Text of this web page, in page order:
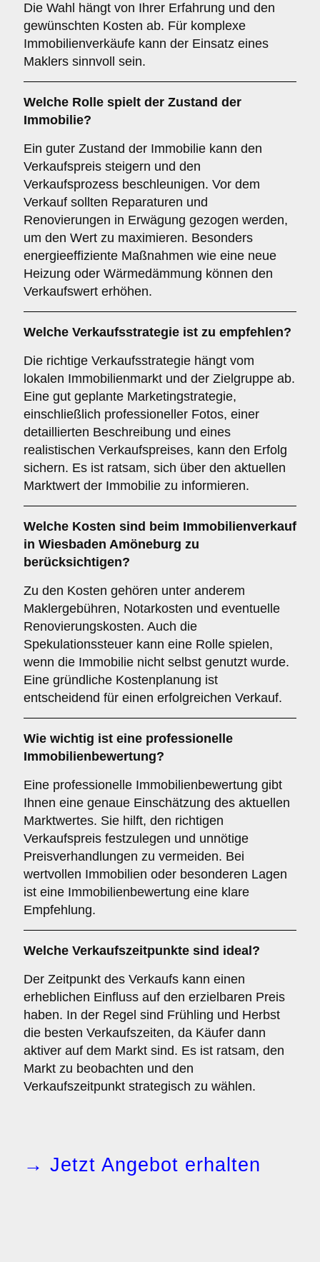
Die Wahl hängt von Ihrer Erfahrung und den
gewünschten Kosten ab. Für komplexe
Immobilienverkäufe kann der Einsatz eines
Maklers sinnvoll sein.
Welche Rolle spielt der Zustand der
Immobilie?
Ein guter Zustand der Immobilie kann den
Verkaufspreis steigern und den
Verkaufsprozess beschleunigen. Vor dem
Verkauf sollten Reparaturen und
Renovierungen in Erwägung gezogen werden,
um den Wert zu maximieren. Besonders
energieeffiziente Maßnahmen wie eine neue
Heizung oder Wärmedämmung können den
Verkaufswert erhöhen.
Welche Verkaufsstrategie ist zu empfehlen?
Die richtige Verkaufsstrategie hängt vom
lokalen Immobilienmarkt und der Zielgruppe ab.
Eine gut geplante Marketingstrategie,
einschließlich professioneller Fotos, einer
detaillierten Beschreibung und eines
realistischen Verkaufspreises, kann den Erfolg
sichern. Es ist ratsam, sich über den aktuellen
Marktwert der Immobilie zu informieren.
Welche Kosten sind beim Immobilienverkauf
in Wiesbaden Amöneburg zu
berücksichtigen?
Zu den Kosten gehören unter anderem
Maklergebühren, Notarkosten und eventuelle
Renovierungskosten. Auch die
Spekulationssteuer kann eine Rolle spielen,
wenn die Immobilie nicht selbst genutzt wurde.
Eine gründliche Kostenplanung ist
entscheidend für einen erfolgreichen Verkauf.
Wie wichtig ist eine professionelle
Immobilienbewertung?
Eine professionelle Immobilienbewertung gibt
Ihnen eine genaue Einschätzung des aktuellen
Marktwertes. Sie hilft, den richtigen
Verkaufspreis festzulegen und unnötige
Preisverhandlungen zu vermeiden. Bei
wertvollen Immobilien oder besonderen Lagen
ist eine Immobilienbewertung eine klare
Empfehlung.
Welche Verkaufszeitpunkte sind ideal?
Der Zeitpunkt des Verkaufs kann einen
erheblichen Einfluss auf den erzielbaren Preis
haben. In der Regel sind Frühling und Herbst
die besten Verkaufszeiten, da Käufer dann
aktiver auf dem Markt sind. Es ist ratsam, den
Markt zu beobachten und den
Verkaufszeitpunkt strategisch zu wählen.
→ Jetzt Angebot erhalten